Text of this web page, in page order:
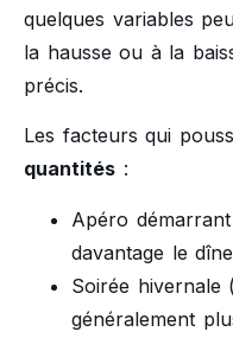
quelques variables
la hausse ou à la
précis.
Les facteurs qui
quantités :
Apéro
davantage le
Soirée hivernale
généralement